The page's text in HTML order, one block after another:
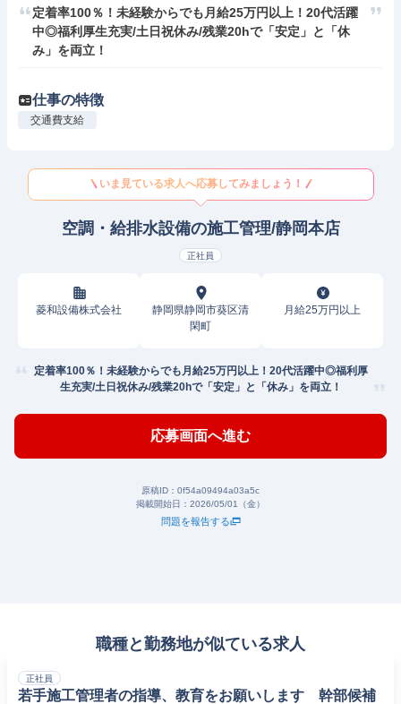
定着率100％！未経験からでも月給25万円以上！20代活躍
中◎福利厚生充実/土日祝休み/残業20hで「安定」と「休
み」を両立！
仕事の特徴
交通費支給
いま見ている求人へ応募してみましょう！
空調・給排水設備の施工管理/静岡本店
正社員
菱和設備株式会社
静岡県静岡市葵区清
閑町
月給25万円以上
定着率100％！未経験からでも月給25万円以上！20代活躍中◎福利厚
生充実/土日祝休み/残業20hで「安定」と「休み」を両立！
応募画面へ進む
原稿ID： 0f54a09494a03a5c
掲載開始日： 2026/05/01（金）
問題を報告する
職種と勤務地が似ている求人
正社員
若手施工管理者の指導、教育をお願いします 幹部候補